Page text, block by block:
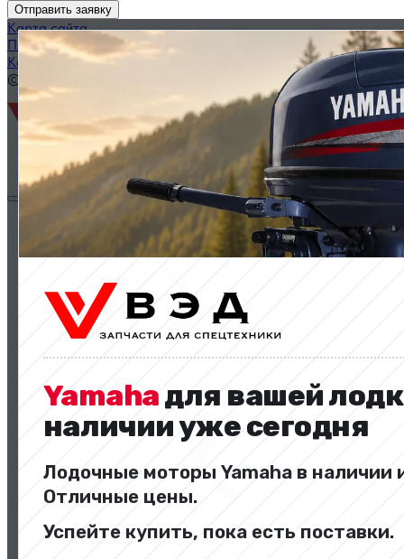
Отправить заявку
Yamahaдля вашей
наличии уже сегодня
Лодочные моторы Yamaha в наличии
Отличные цены.
Успейте купить, пока есть поставки.
Карта сайта
Политика конфиденциальности
Каталог запчастей по названию
© 2014 — 2026 ООО «ВЭД»
Двигатели и комплектующие
Двигатели и комплектующие
Перейти в категорию